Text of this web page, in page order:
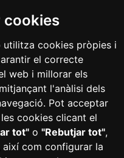
cookies
utilitza cookies pròpies i
el correcte
web i millorar els
l'anàlisi dels
Pot acceptar
cookies clicant el
tot" o"Rebutjar tot",
així com configurar la
43201 Reus
|reus.cat